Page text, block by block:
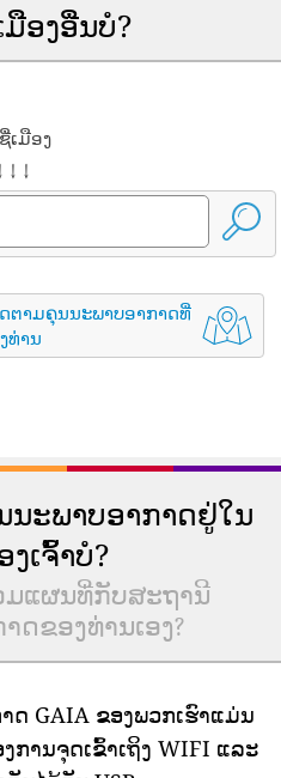
ອງອື່ນບໍ?
ເມືອງ
↓ ↓
ຕາມຄຸນນະພາບອາກາດທີ່
ທ່ານ
ນະພາບອາກາດຢູ່ໃນ
ເຈົ້າບໍ?
ມແຜນທີ່ກັບສະຖານີ
ດຂອງທ່ານເອງ?
ດ GAIA ຂອງພວກເຮົາແມ່ນ
ການຈຸດເຂົ້າເຖິງ WIFI ແລະ